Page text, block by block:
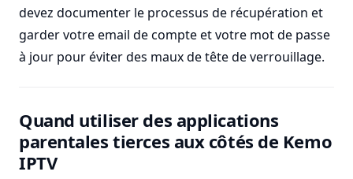
devez documenter le processus de récupération et
garder votre email de compte et votre mot de passe
à jour pour éviter des maux de tête de verrouillage.
Quand utiliser des applications
parentales tierces aux côtés de Kemo
IPTV